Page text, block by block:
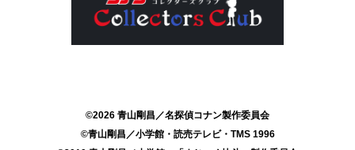
©2026 青山剛昌／名探偵コナン製作委員会
©青山剛昌／小学館・読売テレビ・TMS 1996